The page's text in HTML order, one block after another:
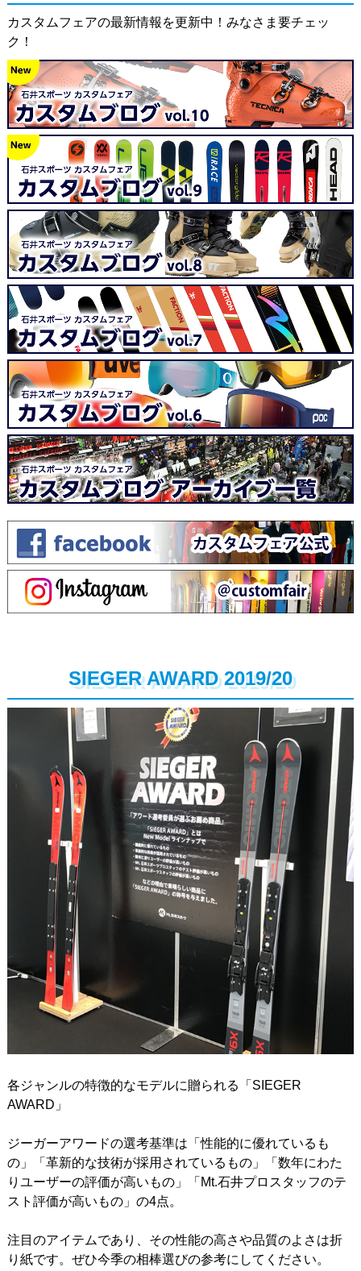
カスタムフェアの最新情報を更新中！みなさま要チェッ
ク！
SIEGER AWARD 2019/20
各ジャンルの特徴的なモデルに贈られる「SIEGER
AWARD」
ジーガーアワードの選考基準は「性能的に優れているも
の」「革新的な技術が採用されているもの」「数年にわた
りユーザーの評価が高いもの」「Mt.石井プロスタッフのテ
スト評価が高いもの」の4点。
注目のアイテムであり、その性能の高さや品質のよさは折
り紙です。ぜひ今季の相棒選びの参考にしてください。